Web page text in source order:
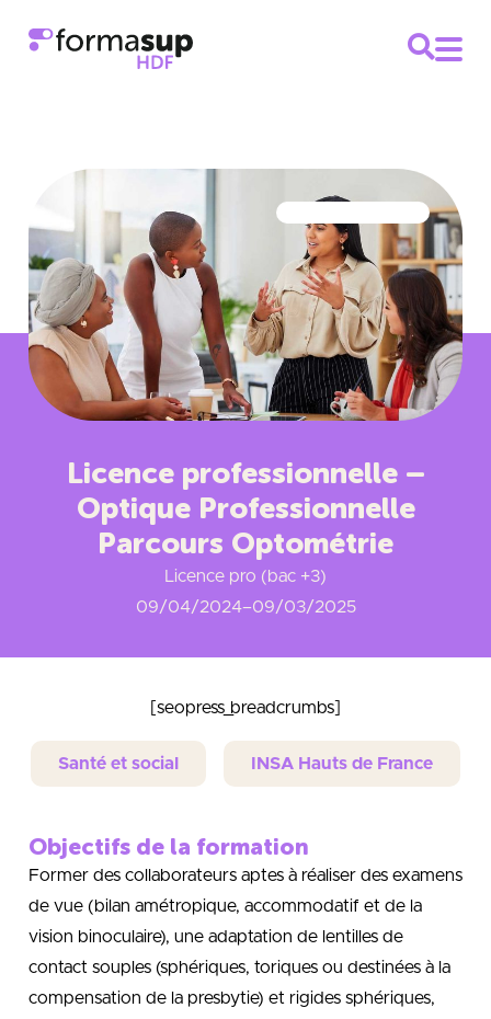
Licence professionnelle –
Optique Professionnelle
Parcours Optométrie
Licence pro (bac +3)
09/04/2024–09/03/2025
[seopress_breadcrumbs]
Santé et social INSA Hauts de France
Objectifs de la formation
Former des collaborateurs aptes à réaliser des examens
de vue (bilan amétropique, accommodatif et de la
vision binoculaire), une adaptation de lentilles de
contact souples (sphériques, toriques ou destinées à la
compensation de la presbytie) et rigides sphériques,